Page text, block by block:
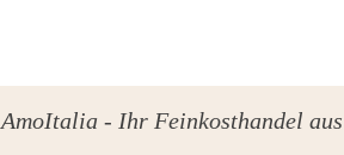
AmoItalia - Ihr Feinkosthandel